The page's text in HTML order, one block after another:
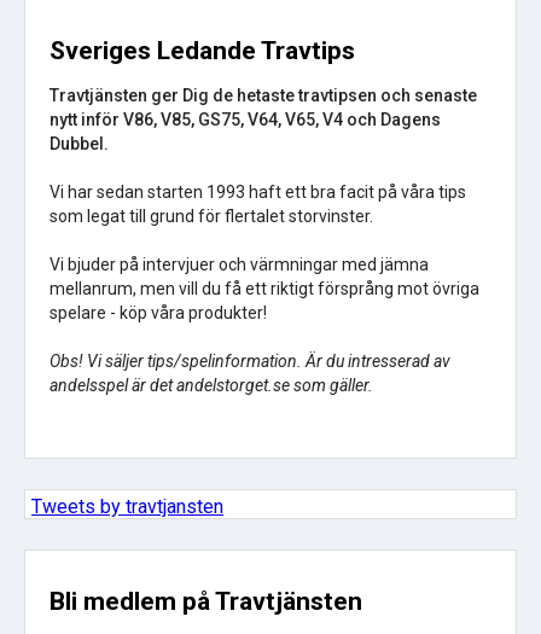
Sveriges Ledande Travtips
Travtjänsten ger Dig de hetaste travtipsen och senaste
nytt inför V86, V85, GS75, V64, V65, V4 och Dagens
Dubbel.
Vi har sedan starten 1993 haft ett bra facit på våra tips
som legat till grund för flertalet storvinster.
Vi bjuder på intervjuer och värmningar med jämna
mellanrum, men vill du få ett riktigt försprång mot övriga
spelare - köp våra produkter!
Obs! Vi säljer tips/spelinformation. Är du intresserad av
andelsspel är det andelstorget.se som gäller.
Tweets by travtjansten
Bli medlem på Travtjänsten